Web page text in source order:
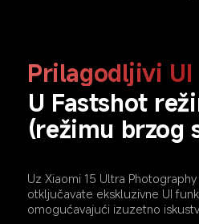
Prilagodljivi
U Fastshot
(režimu brzog
Uz Xiaomi 15 Ultra
otključavate ekskluzivne UI
omogućavajući izuzetno